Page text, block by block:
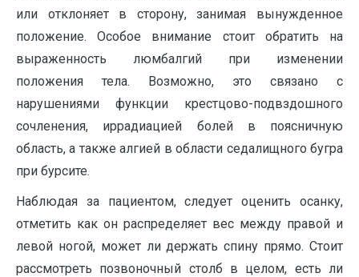
или отклоняет в сторону, занимая вынужденное
положение. Особое внимание стоит обратить на
выраженность люмбалгий при изменении
положения тела. Возможно, это связано с
нарушениями функции крестцово-подвздошного
сочленения, иррадиацией болей в поясничную
область, а также алгией в области седалищного бугра
при бурсите.
Наблюдая за пациентом, следует оценить осанку,
отметить как он распределяет вес между правой и
левой ногой, может ли держать спину прямо. Стоит
рассмотреть позвоночный столб в целом, есть ли